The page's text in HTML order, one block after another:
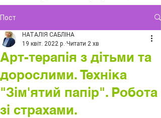
Пост
Арт-терапія з дітьми та
дорослими. Техніка
"Зім'ятий папір". Робота
зі страхами.
НАТАЛІЯ САБЛІНА
19 квіт. 2022 р. Читати 2 хв